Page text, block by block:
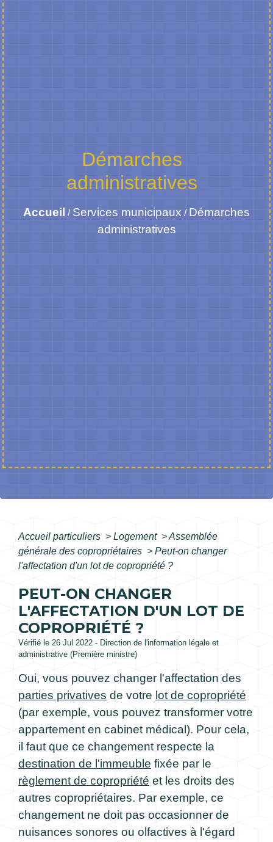
Démarches
administratives
Accueil / Services municipaux / Démarches
administratives
Accueil particuliers > Logement >Assemblée
générale des copropriétaires > Peut-on changer
l'affectation d'un lot de copropriété ?
PEUT-ON CHANGER
L'AFFECTATION D'UN LOT DE
COPROPRIÉTÉ ?
Vérifié le 26 Jul 2022 - Direction de l'information légale et
administrative (Première ministre)
Oui, vous pouvez changer l'affectation des
parties privatives de votre lot de copropriété
(par exemple, vous pouvez transformer votre
appartement en cabinet médical). Pour cela,
il faut que ce changement respecte la
destination de l'immeuble fixée par le
règlement de copropriété et les droits des
autres copropriétaires. Par exemple, ce
changement ne doit pas occasionner de
nuisances sonores ou olfactives à l'égard